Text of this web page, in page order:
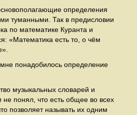
определения
туманными. Так в предисловии
по математике Куранта и
«Математика есть то, о чём
понадобилось определение
музыкальных словарей и
не понял, что есть общее во всех
позволяет называть их одним